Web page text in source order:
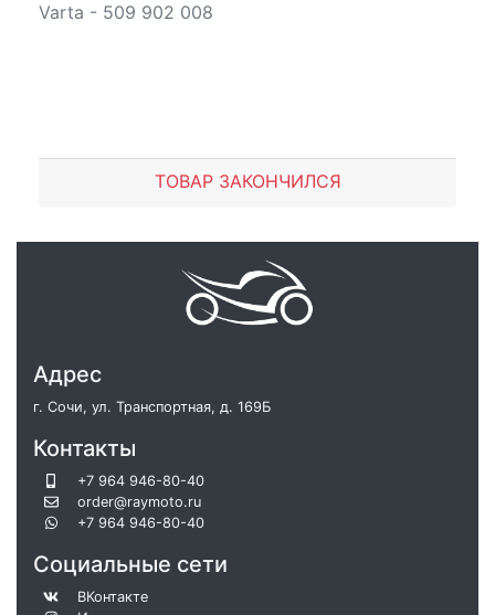
Varta - 509 902 008
ТОВАР ЗАКОНЧИЛСЯ
Адрес
г. Сочи, ул. Транспортная, д. 169Б
Контакты
+7 964 946-80-40
order@raymoto.ru
+7 964 946-80-40
Социальные сети
ВКонтакте